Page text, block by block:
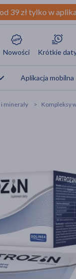
39 zł tylko w
Nowości Krótkie
Aplikacja mobilna
minerały Kompleksy